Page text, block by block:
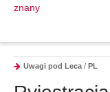
znany
Uwagi pod Leca / PL